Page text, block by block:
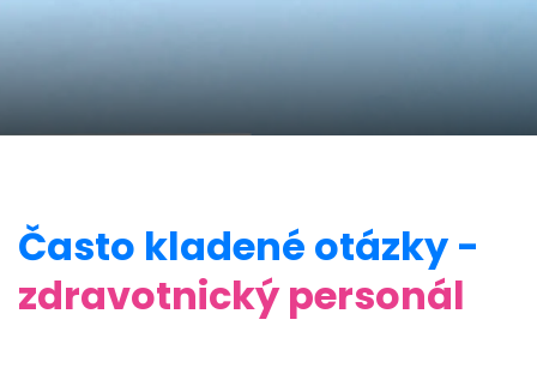
Často kladené otázky -
zdravotnický personál